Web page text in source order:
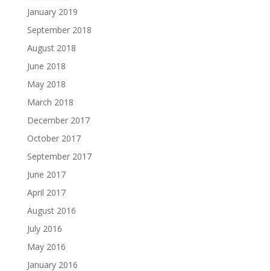
January 2019
September 2018
August 2018
June 2018
May 2018
March 2018
December 2017
October 2017
September 2017
June 2017
April 2017
August 2016
July 2016
May 2016
January 2016